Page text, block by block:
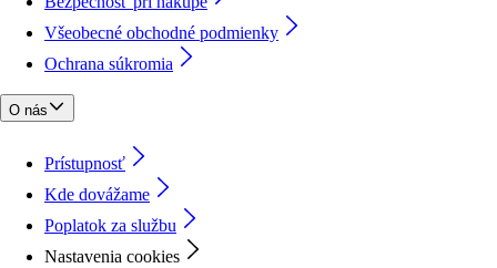
Všeobecné obchodné podmienky
Ochrana súkromia
O nás
Prístupnosť
Kde dovážame
Poplatok za službu
Nastavenia cookies